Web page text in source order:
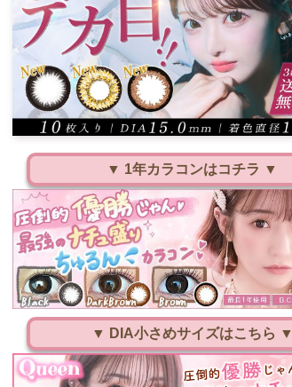
▼ 1年カラコンはコチラ ▼
▼ DIA小さめサイズはこちら ▼